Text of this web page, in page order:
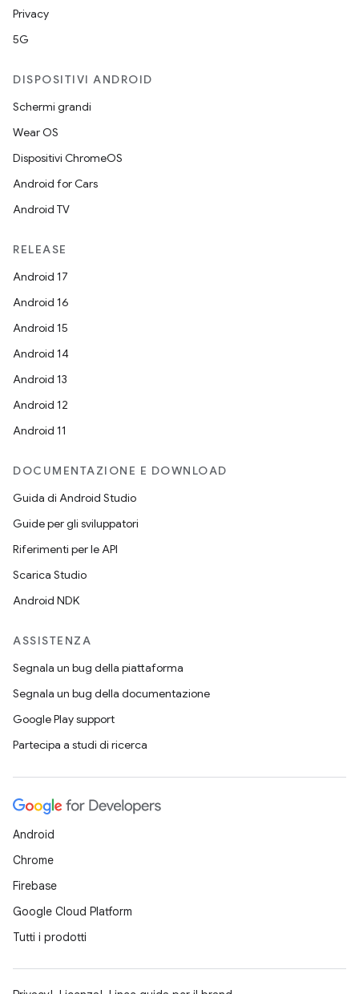
Privacy
5G
DISPOSITIVI ANDROID
Schermi grandi
Wear OS
Dispositivi ChromeOS
Android for Cars
Android TV
RELEASE
Android 17
Android 16
Android 15
Android 14
Android 13
Android 12
Android 11
DOCUMENTAZIONE E DOWNLOAD
Guida di Android Studio
Guide per gli sviluppatori
Riferimenti per le API
Scarica Studio
Android NDK
ASSISTENZA
Segnala un bug della piattaforma
Segnala un bug della documentazione
Google Play support
Partecipa a studi di ricerca
Android
Chrome
Firebase
Google Cloud Platform
Tutti i prodotti